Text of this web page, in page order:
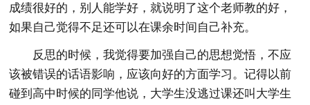
成绩很好的，别人能学好，就说明了这个老师教的好，
如果自己觉得不足还可以在课余时间自己补充。
反思的时候，我觉得要加强自己的思想觉悟，不应
该被错误的话语影响，应该向好的方面学习。记得以前
碰到高中时候的同学他说，大学生没逃过课还叫大学生